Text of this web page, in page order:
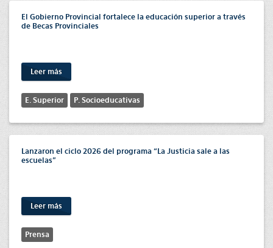
El Gobierno Provincial fortalece la educación superior a través
de Becas Provinciales
Leer más
E. Superior P. Socioeducativas
Lanzaron el ciclo 2026 del programa “La Justicia sale a las
escuelas”
Leer más
Prensa